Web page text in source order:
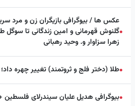
●
عکس ها / بیوگرافی بازیگران زن و مرد
گلنوش قهرمانی و امین زندگانی تا سوگل
زهرا سزاوار و. وحید رهبانی
●طلا (دختر فلج و ثروتمند) تغییر چهره داد؛ زهرا
●بیوگرافی هدیل علیان سیندرلای